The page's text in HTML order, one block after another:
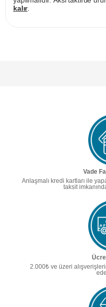
kalır.
Vade
Anlaşmalı kredi kartları ile
taksit
2.000₺ ve üzeri